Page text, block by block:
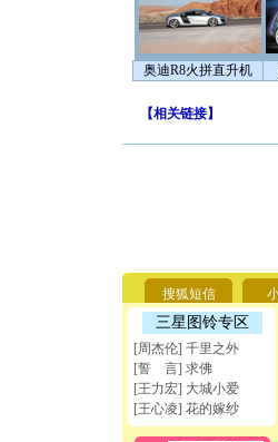
奥迪R8火拼直升机
【相关链接】
搜狐短信
三星图铃专区
[周杰伦] 千里之外
[誓 言] 求佛
[王力宏] 大城小爱
[王心凌] 花的嫁纱